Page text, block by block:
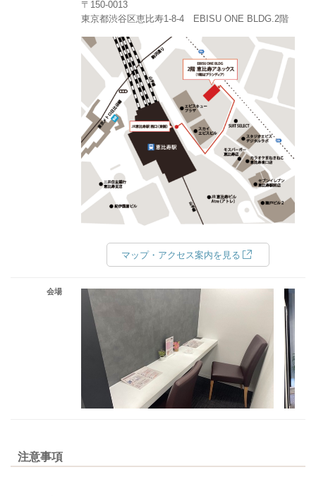
〒150-0013
東京都渋谷区恵比寿1-8-4 EBISU ONE BLDG.2階
マップ・アクセス案内を見る
会場
注意事項